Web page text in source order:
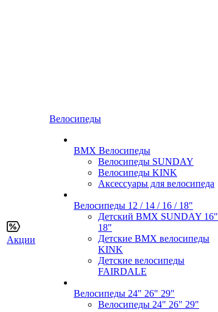
Акции
Велосипеды
BMX Велосипеды
Велосипеды SUNDAY
Велосипеды KINK
Аксессуары для велосипеда
Велосипеды 12 / 14 / 16 / 18"
Детский BMX SUNDAY 16"
18"
Детские BMX велосипеды
KINK
Детские велосипеды
FAIRDALE
Велосипеды 24" 26" 29"
Велосипеды 24" 26" 29"